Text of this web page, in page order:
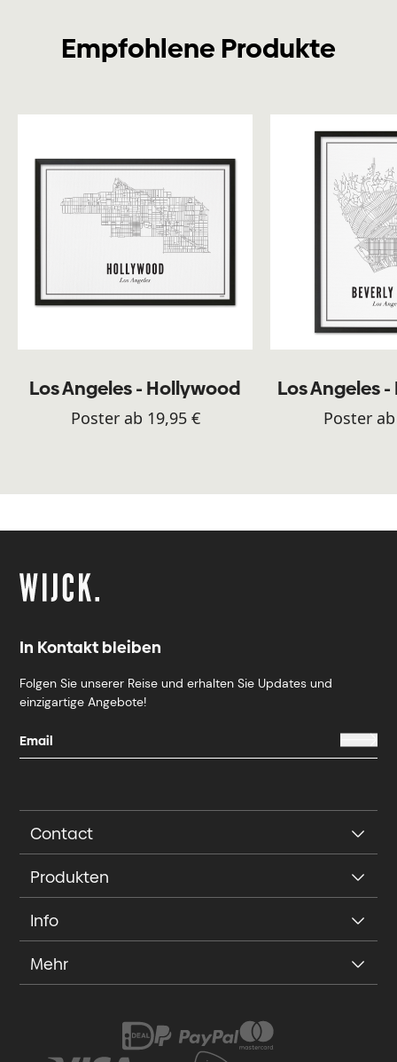
Empfohlene Produkte
Los Angeles - Hollywood
Poster ab 19,95 €
Los Angeles
Poster
In Kontakt bleiben
Folgen Sie unserer Reise und erhalten Sie Updates und
einzigartige Angebote!
Contact
Produkten
Info
Mehr